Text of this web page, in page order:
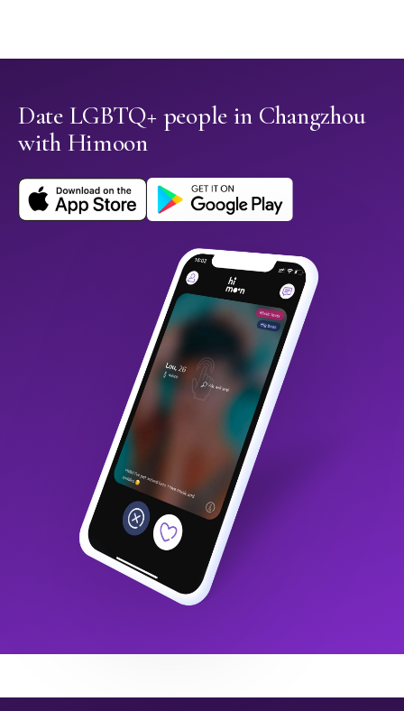
Date LGBTQ+ people in Changzhou
with Himoon